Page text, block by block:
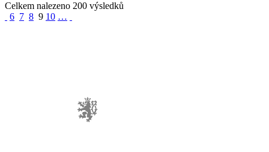
Celkem nalezeno 200 výsledků
6 7 8 9 10 …